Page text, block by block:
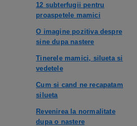
12 subterfugii pentru
proaspetele mamici
O imagine pozitiva despre
sine dupa nastere
Tinerele mamici, silueta si
vedetele
Cum si cand ne recapatam
silueta
Revenirea la normalitate
dupa o nastere